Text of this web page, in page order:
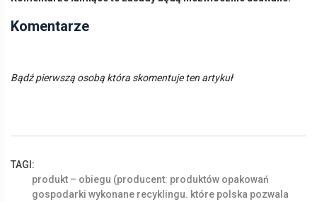
Komentarze
Bądź pierwszą osobą która skomentuje ten artykuł
TAGI:
produkt – obiegu (producent: produktów opakowań
gospodarki wykonane recyklingu. które polska pozwala